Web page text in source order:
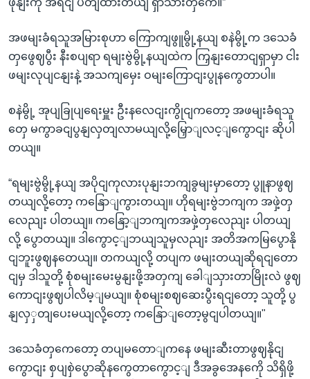
အဖမျးခံရသူအမြားစုဟာ ကြောကျဖွူမွို့နယျ စနဲမွို့က ဒသေခံ
တှဖွေဈပွီး နီးစပျရာ ရမျးဗွဲမွို့နယျထဲက ကြှနျးတောငျရှာမှာ ငါး
ဖမျးလုပျငနျးနဲ့ အသကျမှေး ဝမျးကြောငျးပွုနကွေတာပါ။
စနဲမွို့ အုပျခြုပျရေးမှူး ဦးနလေငျးကွိုငျကတော့ အဖမျးခံရသူ
တှေ မကွာခငျပွနျလှတျလာမယျလို့မြှောျလင့ျကွောငျး ဆိုပါ
တယျ။
“ရမျးဗွဲမွို့နယျ အပိုငျကုလားပုနျးဘကျခွမျးမှာတော့ ပွူနာဖွဈ
တယျလို့တော့ ကနြောျကွားတယျ။ ဟိုရမျးဗွဲဘကျက အဖှဲ့တှ
လေညျး ပါတယျ။ ကနြော့ျဘကျကအဖှဲ့တှလေညျး ပါတယျ
လို့ ပွောတယျ။ ဒါကွောင့ျဘယျသူမှလညျး အတိအကမြပွောနို
ငျဘူးဖွဈနတေယျ။ တကယျလို့ တပျက ဖမျးတယျဆိုရငျတော
ငျမှ ဒါသူတို့ စုံစမျးမေးမွနျးဖို့အတှကျ ခေါျသှားတာမြိုးလဲ ဖွဈ
ကောငျးဖွဈပါလိမ့ျမယျ။ စုံစမျးစဈဆေးပွီးရငျတော့ သူတို့ ပွ
နျလှှတျပေးမယျလို့တော့ ကနြောျတော့မွငျပါတယျ။"
ဒသေခံတှကေတော့ တပျမတောျကနေ ဖမျးဆီးတာဖွဈနိုငျ
ကွောငျး စှပျစှဲပွောဆိုနကွေတာကွောင့ျ ဒီအခွအေနကေို သိရှိဖို့